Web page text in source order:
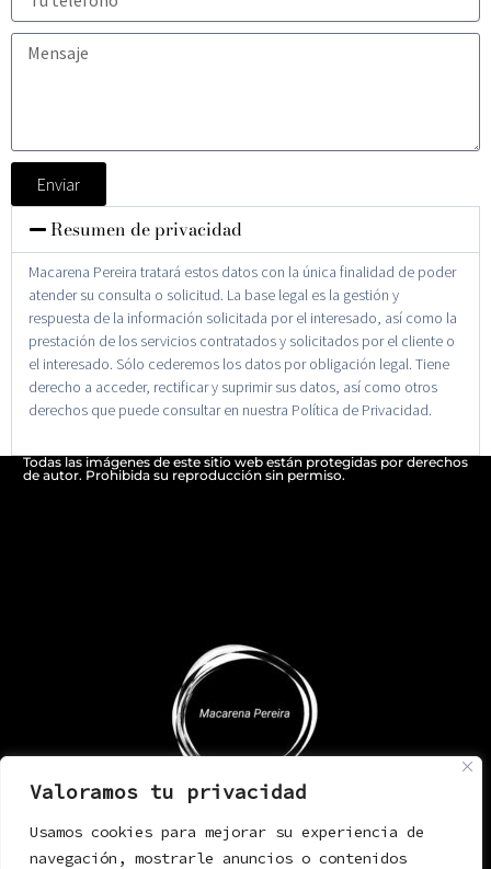
Valoramos tu privacidad
Usamos cookies para mejorar su experiencia de
navegación, mostrarle anuncios o contenidos
Enviar
Resumen de privacidad
Macarena Pereira tratará estos datos con la única finalidad de poder
atender su consulta o solicitud. La base legal es la gestión y
respuesta de la información solicitada por el interesado, así como la
prestación de los servicios contratados y solicitados por el cliente o
el interesado. Sólo cederemos los datos por obligación legal. Tiene
derecho a acceder, rectificar y suprimir sus datos, así como otros
derechos que puede consultar en nuestra Política de Privacidad.
Todas las imágenes de este sitio web están protegidas por derechos
de autor. Prohibida su reproducción sin permiso.